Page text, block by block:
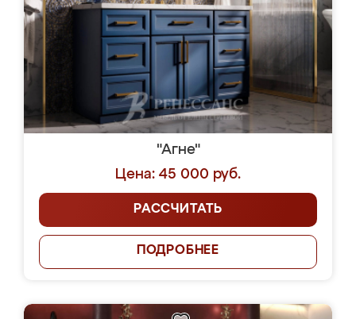
"Агне"
Цена: 45 000 руб.
РАССЧИТАТЬ
ПОДРОБНЕЕ